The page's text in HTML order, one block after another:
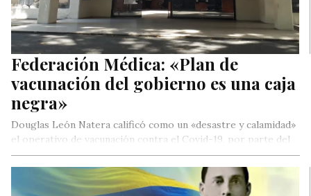
Federación Médica: «Plan de
vacunación del gobierno es una caja
negra»
Douglas León Natera calificó como un «desastre y calamidad»
el operativo de vacunación contra el Covid-19, por parte del
gobierno.